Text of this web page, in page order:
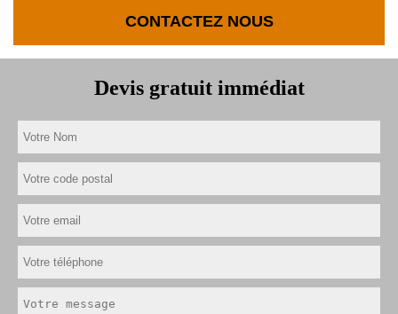
CONTACTEZ NOUS
Devis gratuit immédiat